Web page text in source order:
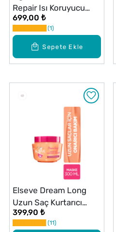
Sepete Ekle
Repair Isı Koruyucu
Sprey 193 ml
699,00 ₺
1
Elseve Dream Long
Uzun Saç Kurtarıcı
Maske 300 ml
399,90 ₺
11